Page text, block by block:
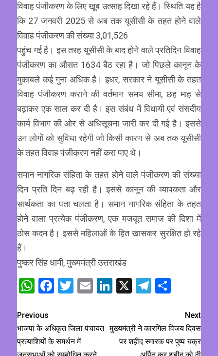
विवाह पंजीकरण के लिए खूब उत्साह दिखा रहे हैं। स्थिति यह है
कि 27 जनवरी 2025 से अब तक यूसीसी के तहत होने वाले
विवाह पंजीकरण की संख्या 3,01,526
पहुंच गई है। इस तरह यूसीसी के बाद होने वाले प्रतिदिन विवाह
पंजीकरण का औसत 1634 बैठ रहा है। जो पिछले कानून के
मुकाबले कई गुना अधिक है। इधर, सरकार ने यूसीसी के तहत
विवाह पंजीकरण कराने की वर्तमान समय सीमा, छह माह से
बढ़ाकर एक साल कर दी है। इस संबंध में विधायी एवं संसदीय
कार्य विभाग की ओर से अधिसूचना जारी कर दी गई है। इससे
उन लोगों को सुविधा रहेगी जो किसी कारण से अब तक यूसीसी
के तहत विवाह पंजीकरण नहीं करा पाए थे।
समान नागरिक संहिता के तहत होने वाले पंजीकरण की संख्या
दिन प्रति दिन बढ़ रही है। इससे कानून की व्यापकता और
सार्थकता का पता चलता है। समान नागरिक संहिता के तहत
होने वाला प्रत्येक पंजीकरण, एक मजबूत समाज की दिशा में
ठोस कदम है। इससे महिलाओं के हित खासकर सुरक्षित हो रहे
हैं।
पुष्कर सिंह धामी, मुख्यमंत्री उत्तराखंड
WhatsApp
Facebook
Twitter
EmailLinkedIn
X Telegram
Previous
भाजपा के अधिकृत जिला पंचायत
प्रत्याशियों के समर्थन में
Next
मुख्यमंत्री ने कारगिल विजय दिवस
पर शहीद स्मारक पर पुष्प चक्र